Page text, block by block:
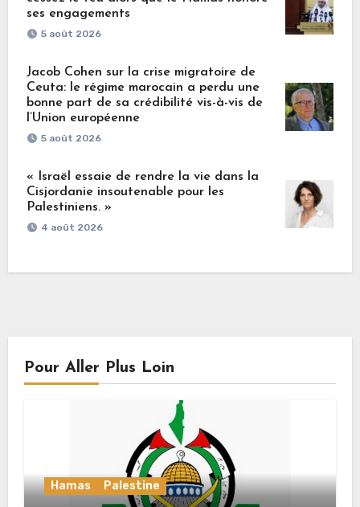
ses engagements
5 août 2026
Jacob Cohen sur la crise migratoire de
Ceuta: le régime marocain a perdu une
bonne part de sa crédibilité vis-à-vis de
l’Union européenne
5 août 2026
« Israël essaie de rendre la vie dans la
Cisjordanie insoutenable pour les
Palestiniens. »
4 août 2026
Pour Aller Plus Loin
Hamas Palestine